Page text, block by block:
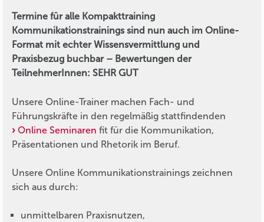
Termine für alle Kompakttraining
Kommunikationstrainings sind nun auch im Online-
Format mit echter Wissensvermittlung und
Praxisbezug buchbar – Bewertungen der
TeilnehmerInnen: SEHR GUT
Unsere Online-Trainer machen Fach- und
Führungskräfte in den regelmäßig stattfindenden
Online Seminaren fit für die Kommunikation,
Präsentationen und Rhetorik im Beruf.
Unsere Online Kommunikationstrainings zeichnen
sich aus durch:
unmittelbaren Praxisnutzen,